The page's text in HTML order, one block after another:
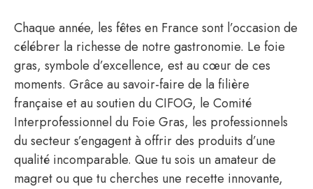
Chaque année, les fêtes en France sont l’occasion de
célébrer la richesse de notre gastronomie. Le foie
gras, symbole d’excellence, est au cœur de ces
moments. Grâce au savoir-faire de la filière
française et au soutien du CIFOG, le Comité
Interprofessionnel du Foie Gras, les professionnels
du secteur s’engagent à offrir des produits d’une
qualité incomparable. Que tu sois un amateur de
magret ou que tu cherches une recette innovante,